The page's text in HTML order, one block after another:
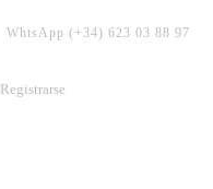
WhtsApp (+34) 623 03 88 97
Registrarse